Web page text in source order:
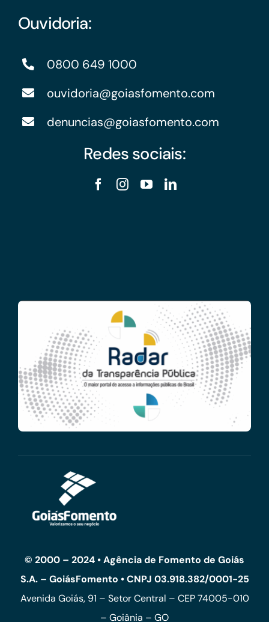
Ouvidoria:
0800 649 1000
ouvidoria@goiasfomento.com
denuncias@goiasfomento.com
Redes sociais:
© 2000 – 2024 • Agência de Fomento de Goiás
S.A. – GoiásFomento • CNPJ 03.918.382/0001-25
Avenida Goiás, 91 – Setor Central – CEP 74005-010
– Goiânia – GO